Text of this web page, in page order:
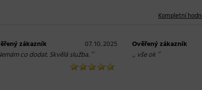
Kompletní
zákazník 07. 10. 2025
co dodat. Skvělá služba. “
Ověřený zákazník
„ vše ok“